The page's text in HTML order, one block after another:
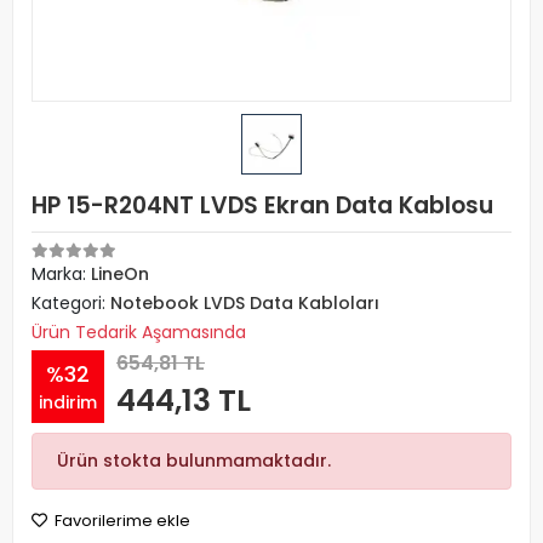
HP 15-R204NT LVDS Ekran Data Kablosu
Marka: LineOn
Kategori: Notebook LVDS Data Kabloları
Ürün Tedarik Aşamasında
%32
indirim
654,81 TL
444,13 TL
Ürün stokta bulunmamaktadır.
Favorilerime ekle